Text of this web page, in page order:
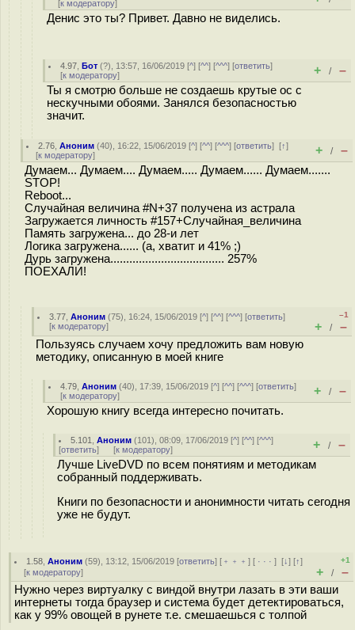
[к модератору]
Денис это ты? Привет. Давно не виделись.
4.97 ,Бот (?), 13:57, 16/06/2019 [^] [^^] [^^^] [ответить]
[к модератору] + / –
Ты я смотрю больше не создаешь крутые ос с
нескучными обоями. Занялся безопасностью
значит.
2.76 ,Аноним (40), 16:22, 15/06/2019 [^] [^^] [^^^] [ответить][↑]
[к модератору] + / –
Думаем... Думаем.... Думаем..... Думаем...... Думаем.......
STOP!
Reboot...
Случайная величина #N+37 получена из астрала
Загружается личность #157+Случайная_величина
Память загружена... до 28-и лет
Логика загружена...... (а, хватит и 41% ;)
Дурь загружена.................................... 257%
ПОЕХАЛИ!
3.77 ,Аноним (75), 16:24, 15/06/2019 [^] [^^] [^^^] [ответить]
[к модератору]
–1
+ / –
Пользуясь случаем хочу предложить вам новую
методику, описанную в моей книге
4.79 ,Аноним (40), 17:39, 15/06/2019 [^] [^^] [^^^] [ответить]
[к модератору] + / –
Хорошую книгу всегда интересно почитать.
5.101 ,Аноним (101), 08:09, 17/06/2019 [^] [^^] [^^^]
[ответить] [к модератору] + / –
Лучше LiveDVD по всем понятиям и методикам
собранный поддерживать.
Книги по безопасности и анонимности читать сегодня
уже не будут.
1.58 ,Аноним (59), 13:12, 15/06/2019 [ответить] [ ﹢﹢﹢] [ · · ·][↓] [↑]
[к модератору]
+1
+ / –
Нужно через виртуалку с виндой внутри лазать в эти ваши
интернеты тогда браузер и система будет детектироваться,
как у 99% овощей в рунете т.е. смешаешься с толпой